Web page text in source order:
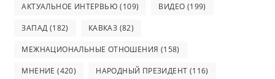
АКТУАЛЬНОЕ ИНТЕРВЬЮ (109) ВИДЕО (199)
ЗАПАД (182) КАВКАЗ (82)
МЕЖНАЦИОНАЛЬНЫЕ ОТНОШЕНИЯ (158)
МНЕНИЕ (420) НАРОДНЫЙ ПРЕЗИДЕНТ (116)